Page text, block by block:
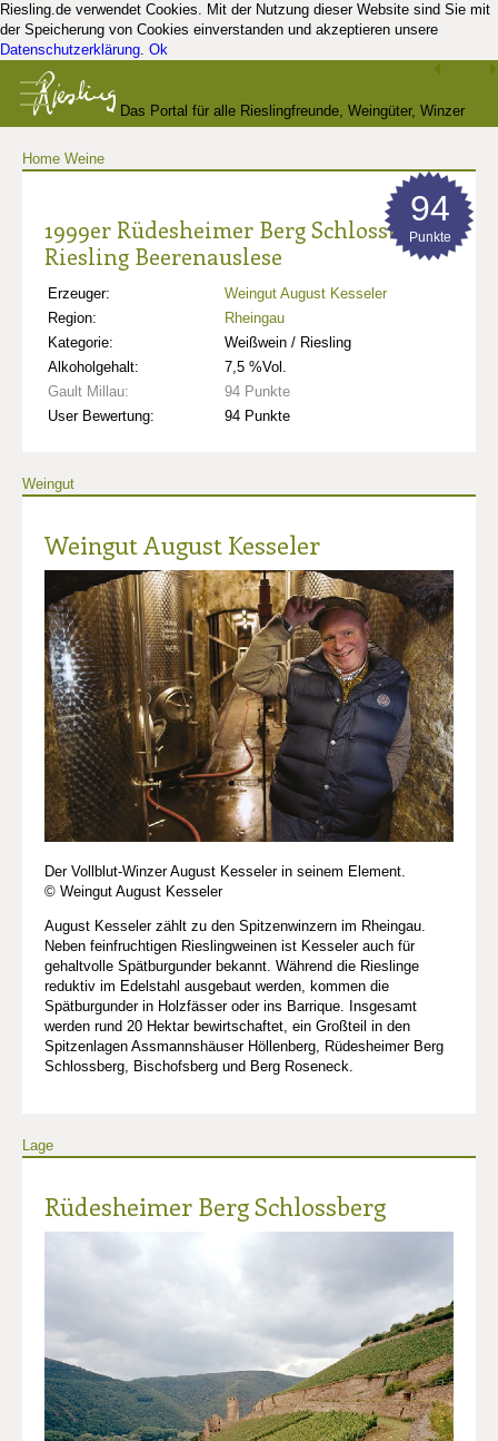
Riesling.de verwendet Cookies. Mit der Nutzung dieser Website sind Sie mit
der Speicherung von Cookies einverstanden und akzeptieren unsere
Datenschutzerklärung. Ok
Das Portal für alle Rieslingfreunde, Weingüter, Winzer
Home Weine
1999er Rüdesheimer Berg Schlossberg
Riesling Beerenauslese
Erzeuger:
Weingut August Kesseler
Region:
Rheingau
Kategorie:
Weißwein / Riesling
Alkoholgehalt:
7,5 %Vol.
Gault Millau:
94 Punkte
User Bewertung:
94 Punkte
94
Punkte
Weingut
Weingut August Kesseler
Der Vollblut-Winzer August Kesseler in seinem Element.
© Weingut August Kesseler
August Kesseler zählt zu den Spitzenwinzern im Rheingau.
Neben feinfruchtigen Rieslingweinen ist Kesseler auch für
gehaltvolle Spätburgunder bekannt. Während die Rieslinge
reduktiv im Edelstahl ausgebaut werden, kommen die
Spätburgunder in Holzfässer oder ins Barrique. Insgesamt
werden rund 20 Hektar bewirtschaftet, ein Großteil in den
Spitzenlagen Assmannshäuser Höllenberg, Rüdesheimer Berg
Schlossberg, Bischofsberg und Berg Roseneck.
Lage
Rüdesheimer Berg Schlossberg